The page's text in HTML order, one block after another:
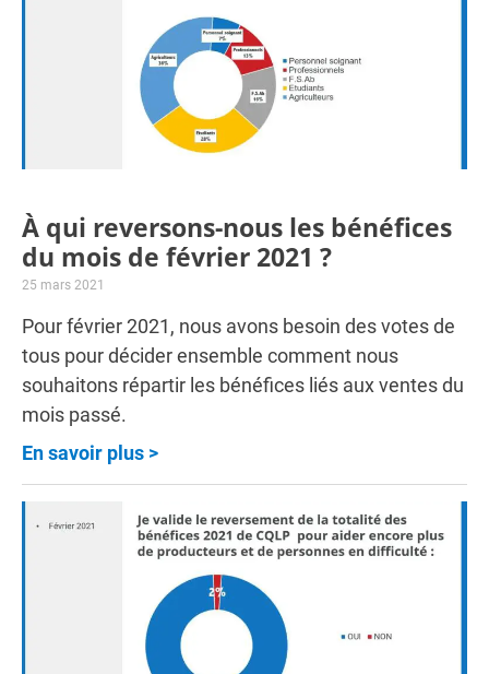
À qui reversons-nous les bénéfices
du mois de février 2021 ?
25 mars 2021
Pour février 2021, nous avons besoin des votes de
tous pour décider ensemble comment nous
souhaitons répartir les bénéfices liés aux ventes du
mois passé.
En savoir plus >